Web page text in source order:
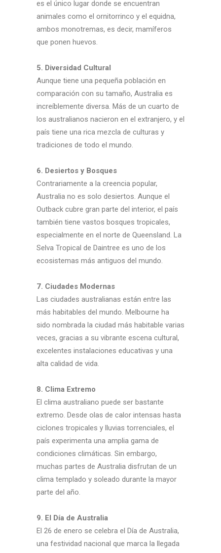
es el único lugar donde se encuentran
animales como el ornitorrinco y el equidna,
ambos monotremas, es decir, mamíferos
que ponen huevos.
5. Diversidad Cultural
Aunque tiene una pequeña población en
comparación con su tamaño, Australia es
increíblemente diversa. Más de un cuarto de
los australianos nacieron en el extranjero, y el
país tiene una rica mezcla de culturas y
tradiciones de todo el mundo.
6. Desiertos y Bosques
Contrariamente a la creencia popular,
Australia no es solo desiertos. Aunque el
Outback cubre gran parte del interior, el país
también tiene vastos bosques tropicales,
especialmente en el norte de Queensland. La
Selva Tropical de Daintree es uno de los
ecosistemas más antiguos del mundo.
7. Ciudades Modernas
Las ciudades australianas están entre las
más habitables del mundo. Melbourne ha
sido nombrada la ciudad más habitable varias
veces, gracias a su vibrante escena cultural,
excelentes instalaciones educativas y una
alta calidad de vida.
8. Clima Extremo
El clima australiano puede ser bastante
extremo. Desde olas de calor intensas hasta
ciclones tropicales y lluvias torrenciales, el
país experimenta una amplia gama de
condiciones climáticas. Sin embargo,
muchas partes de Australia disfrutan de un
clima templado y soleado durante la mayor
parte del año.
9. El Día de Australia
El 26 de enero se celebra el Día de Australia,
una festividad nacional que marca la llegada